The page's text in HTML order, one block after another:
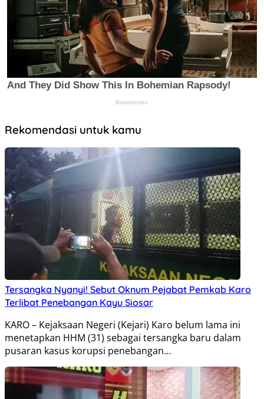
Rekomendasi untuk kamu
Tersangka Nyanyi! Sebut Oknum Pejabat Pemkab Karo
Terlibat Penebangan Kayu Siosar
KARO – Kejaksaan Negeri (Kejari) Karo belum lama ini
menetapkan HHM (31) sebagai tersangka baru dalam
pusaran kasus korupsi penebangan…